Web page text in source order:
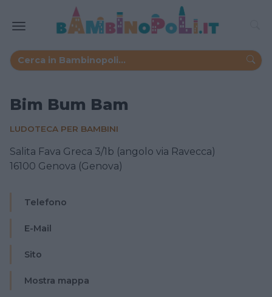
Bim Bum Bam
LUDOTECA PER BAMBINI
Salita Fava Greca 3/1b (angolo via Ravecca)
16100 Genova (Genova)
Telefono
E-Mail
Sito
Mostra mappa